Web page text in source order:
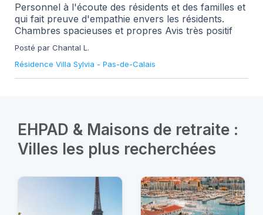
Personnel à l'écoute des résidents et des familles et
qui fait preuve d'empathie envers les résidents.
Chambres spacieuses et propres Avis très positif
Posté par Chantal L.
Résidence Villa Sylvia - Pas-de-Calais
EHPAD & Maisons de retraite :
Villes les plus recherchées